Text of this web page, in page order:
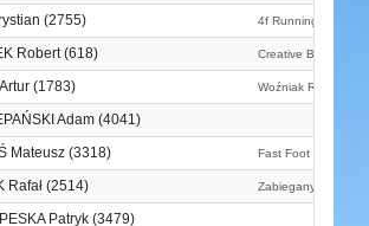
(2755) 4f Running Team
Robert (618) Creative Bochnia
(1783) Woźniak Running
Adam (4041)
Mateusz (3318) Fast Foot Team
Rafał (2514) Zabiegany
Patryk (3479)